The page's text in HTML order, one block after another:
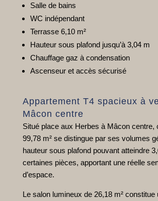
Salle de bains
WC indépendant
Terrasse 6,10 m²
Hauteur sous plafond jusqu’à 3,04 m
Chauffage gaz à condensation
Ascenseur et accès sécurisé
Appartement T4 spacieux à
Mâcon centre
Situé place aux Herbes à Mâcon centre,
99,78 m² se distingue par ses volumes
hauteur sous plafond pouvant atteindre
certaines pièces, apportant une réelle
d’espace.
Le salon lumineux de 26,18 m² constitue